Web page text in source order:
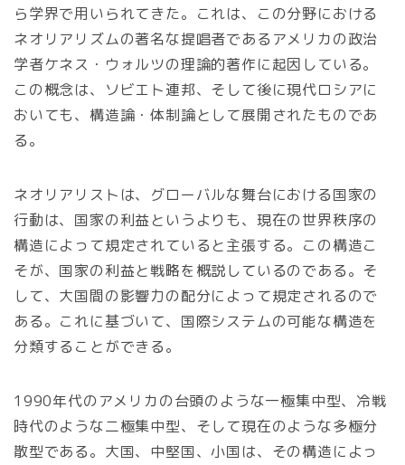
ら学界で用いられてきた。これは、この分野における
ネオリアリズムの著名な提唱者であるアメリカの政治
学者ケネス・ウォルツの理論的著作に起因している。
この概念は、ソビエト連邦、そして後に現代ロシアに
おいても、構造論・体制論として展開されたものであ
る。
ネオリアリストは、グローバルな舞台における国家の
行動は、国家の利益というよりも、現在の世界秩序の
構造によって規定されていると主張する。この構造こ
そが、国家の利益と戦略を概説しているのである。そ
して、大国間の影響力の配分によって規定されるので
ある。これに基づいて、国際システムの可能な構造を
分類することができる。
1990年代のアメリカの台頭のような一極集中型、冷戦
時代のような二極集中型、そして現在のような多極分
散型である。大国、中堅国、小国は、その構造によっ